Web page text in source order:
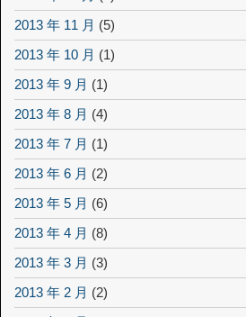
2013 年 11 月 (5)
2013 年 10 月 (1)
2013 年 9 月 (1)
2013 年 8 月 (4)
2013 年 7 月 (1)
2013 年 6 月 (2)
2013 年 5 月 (6)
2013 年 4 月 (8)
2013 年 3 月 (3)
2013 年 2 月 (2)